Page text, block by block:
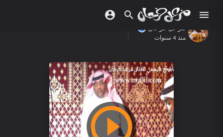
منذ 4 سنوات